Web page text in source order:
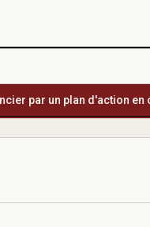
un plan d'action en cinq